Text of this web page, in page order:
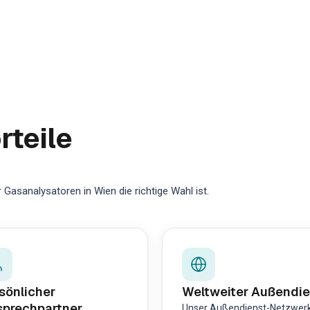
in Wien die richtige Wahl ist.
Weltweiter